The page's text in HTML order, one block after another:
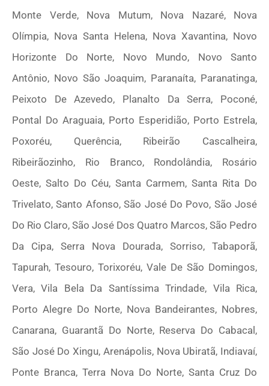
Monte Verde, Nova Mutum, Nova Nazaré, Nova
Olímpia, Nova Santa Helena, Nova Xavantina, Novo
Horizonte Do Norte, Novo Mundo, Novo Santo
Antônio, Novo São Joaquim, Paranaíta, Paranatinga,
Peixoto De Azevedo, Planalto Da Serra, Poconé,
Pontal Do Araguaia, Porto Esperidião, Porto Estrela,
Poxoréu, Querência, Ribeirão Cascalheira,
Ribeirãozinho, Rio Branco, Rondolândia, Rosário
Oeste, Salto Do Céu, Santa Carmem, Santa Rita Do
Trivelato, Santo Afonso, São José Do Povo, São José
Do Rio Claro, São José Dos Quatro Marcos, São Pedro
Da Cipa, Serra Nova Dourada, Sorriso, Tabaporã,
Tapurah, Tesouro, Torixoréu, Vale De São Domingos,
Vera, Vila Bela Da Santíssima Trindade, Vila Rica,
Porto Alegre Do Norte, Nova Bandeirantes, Nobres,
Canarana, Guarantã Do Norte, Reserva Do Cabacal,
São José Do Xingu, Arenápolis, Nova Ubiratã, Indiavaí,
Ponte Branca, Terra Nova Do Norte, Santa Cruz Do